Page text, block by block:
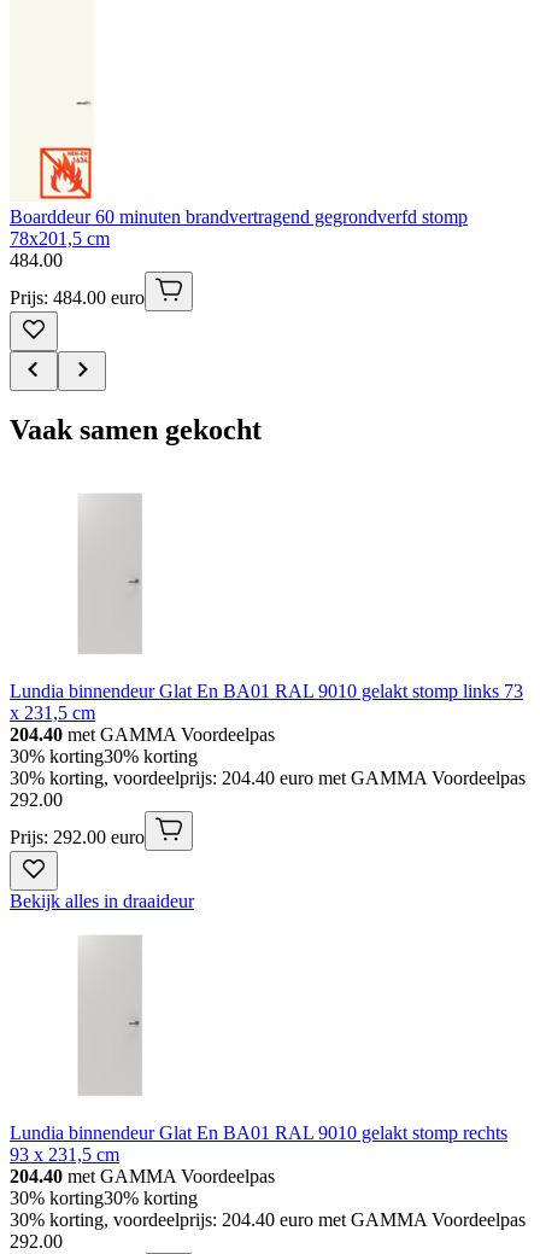
Boarddeur 60 minuten brandvertragend gegrondverfd stomp
78x201,5 cm
484.00
Prijs: 484.00 euro
Vaak samen gekocht
Lundia binnendeur Glat En BA01 RAL 9010 gelakt stomp links 73
x 231,5 cm
204.40 met GAMMA Voordeelpas
30% korting30% korting
30% korting, voordeelprijs: 204.40 euro met GAMMA Voordeelpas
292.00
Prijs: 292.00 euro
Bekijk alles in draaideur
Lundia binnendeur Glat En BA01 RAL 9010 gelakt stomp rechts
93 x 231,5 cm
204.40 met GAMMA Voordeelpas
30% korting30% korting
30% korting, voordeelprijs: 204.40 euro met GAMMA Voordeelpas
292.00